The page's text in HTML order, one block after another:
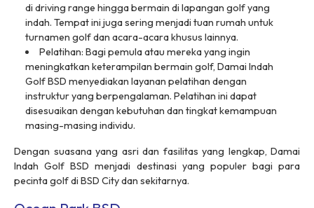
di driving range hingga bermain di lapangan golf yang
indah. Tempat ini juga sering menjadi tuan rumah untuk
turnamen golf dan acara-acara khusus lainnya.
Pelatihan: Bagi pemula atau mereka yang ingin
meningkatkan keterampilan bermain golf, Damai Indah
Golf BSD menyediakan layanan pelatihan dengan
instruktur yang berpengalaman. Pelatihan ini dapat
disesuaikan dengan kebutuhan dan tingkat kemampuan
masing-masing individu.
Dengan suasana yang asri dan fasilitas yang lengkap, Damai
Indah Golf BSD menjadi destinasi yang populer bagi para
pecinta golf di BSD City dan sekitarnya.